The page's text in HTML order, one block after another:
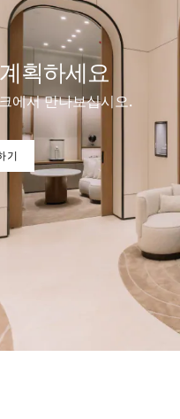
획하세요
에서 만나보십시오.
기